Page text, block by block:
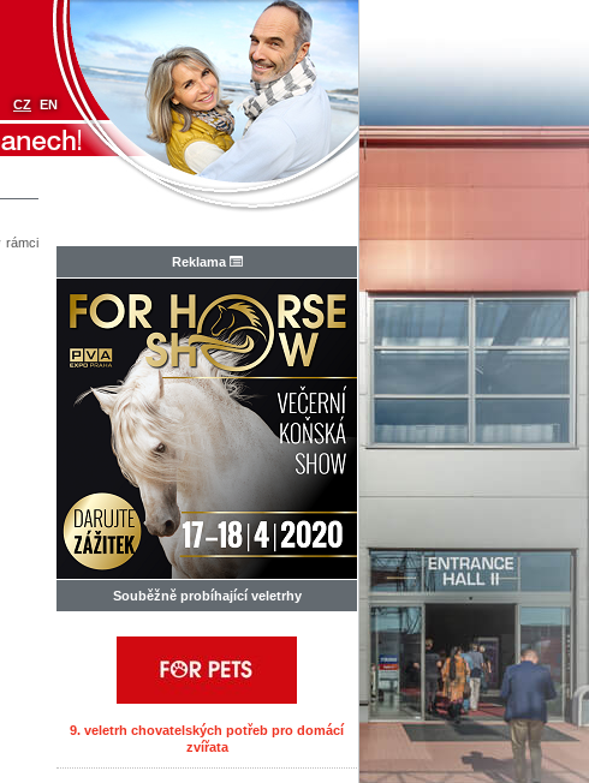
CZ EN
rámci
Reklama
Souběžně probíhající veletrhy
9. veletrh chovatelských potřeb pro domácí
zvířata